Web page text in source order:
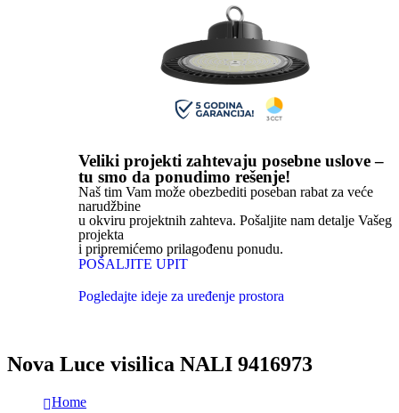
Veliki projekti zahtevaju posebne uslove –
tu smo da ponudimo rešenje!
Naš tim Vam može obezbediti poseban rabat za veće
narudžbine
u okviru projektnih zahteva. Pošaljite nam detalje Vašeg
projekta
i pripremićemo prilagođenu ponudu.
POŠALJITE UPIT
Pogledajte ideje za uređenje prostora
Nova Luce visilica NALI 9416973
Home